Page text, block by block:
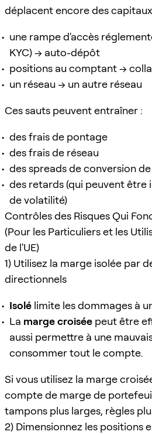
déplacent encore des
une rampe d'accès
KYC) → auto-dépôt
positions au comptant →
un réseau → un autre réseau
Ces sauts peuvent entraîner :
des frais de pontage
des frais de réseau
des spreads de conversion
des retards (qui peuvent être
de volatilité)
Contrôles des Risques Qui
(Pour les Particuliers et les
de l'UE)
1) Utilisez la marge isolée par
directionnels
Isolé limite les dommages à
La marge croisée peut être
aussi permettre à une
consommer tout le compte.
Si vous utilisez la marge
compte de marge de
tampons plus larges, règles
2) Dimensionnez les positions